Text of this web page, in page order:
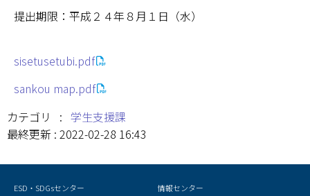
図書館
教育資料館
ESD・SDGsセンター
情報センター
理数教育研究センター
提出期限：平成２４年８月１日（水）
sisetusetubi.pdf
sankou map.pdf
カテゴリ : 学生支援課
最終更新 : 2022-02-28 16:43
ESD・SDGsセンター
情報センター